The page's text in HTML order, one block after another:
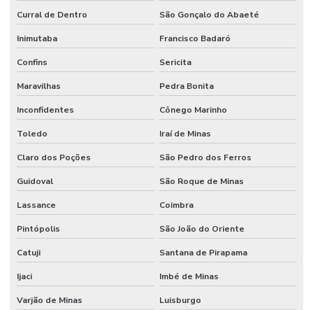
Curral de Dentro São Gonçalo do Abaeté
Inimutaba Francisco Badaró
Confins Sericita
Maravilhas Pedra Bonita
Inconfidentes Cônego Marinho
Toledo Iraí de Minas
Claro dos Poções São Pedro dos Ferros
Guidoval São Roque de Minas
Lassance Coimbra
Pintópolis São João do Oriente
Catuji Santana de Pirapama
Ijaci Imbé de Minas
Varjão de Minas Luisburgo